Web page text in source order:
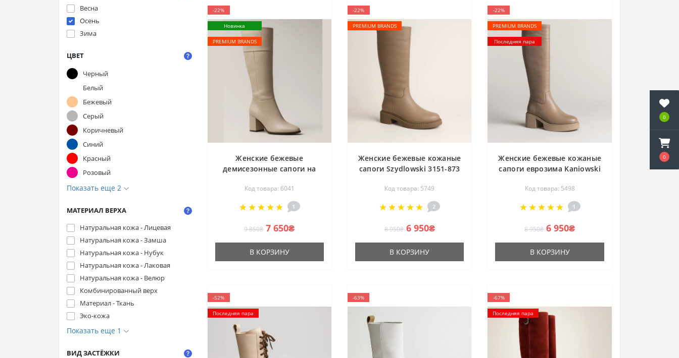
0
0
Весна
Осень
Зима
ЦВЕТ
Черный
Белый
Бежевый
Серый
Коричневый
Синий
Красный
Розовый
Показать еще 2
МАТЕРИАЛ ВЕРХА
Натуральная кожа - Лицевая
Натуральная кожа - Замша
Натуральная кожа - Нубук
Натуральная кожа - Лаковая
Натуральная кожа - Велюр
Комбинированный верх
Материал - Ткань
Эко-кожа
Показать еще 1
ВИД ЗАСТЁЖКИ
-22%
Новинка
PREMIUM BRANDS
Женские бежевые
демисезонные сапоги на
0268 PECZARKE 6041 из
натуральной кожи от
польской фабрики
Код товара: 6041
1
9 850₴ 7 650₴
В КОРЗИНУ
-22%
PREMIUM BRANDS
Женские бежевые кожаные
сапоги Szydlowski 3151-873
натуральной кожи и
шерсти от польского
бренда
Код товара: 5749
2
8 950₴ 6 950₴
В КОРЗИНУ
-22%
PREMIUM BRANDS
Последняя пара
Женские бежевые кожаные
сапоги еврозима Kaniowski
Код товара: 5498
1
8 950₴ 6 950₴
В КОРЗИНУ
-52%
Последняя пара
-63% -67%
Последняя пара